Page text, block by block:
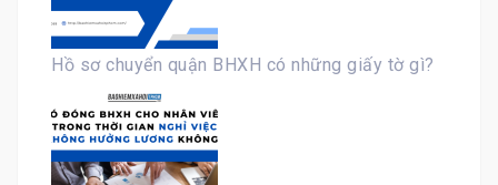
Hồ sơ chuyển quận BHXH có những giấy tờ gì?